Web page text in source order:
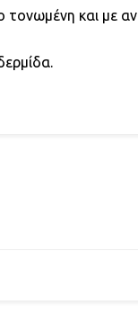
τονωμένη και με